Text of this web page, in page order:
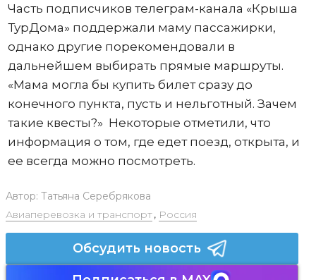
Часть подписчиков телеграм-канала «Крыша
ТурДома» поддержали маму пассажирки,
однако другие порекомендовали в
дальнейшем выбирать прямые маршруты.
«Мама могла бы купить билет сразу до
конечного пункта, пусть и нельготный. Зачем
такие квесты?» Некоторые отметили, что
информация о том, где едет поезд, открыта, и
ее всегда можно посмотреть.
Автор: Татьяна Серебрякова
Авиаперевозка и транспорт, Россия
Обсудить новость